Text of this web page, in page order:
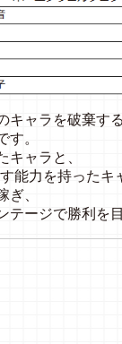
キャラを破棄す
す。
ャラと、
能力を持ったキ
ぎ、
テージで勝利を